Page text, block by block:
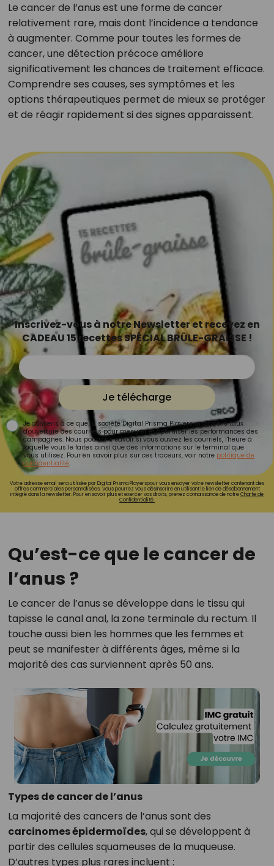
Le cancer de l’anus est une forme de cancer
relativement rare, mais dont l’incidence a tendance
à augmenter. Comme pour toutes les formes de
cancer, une détection précoce améliore
significativement les chances de traitement efficace.
Comprendre ses causes, ses symptômes et les
options thérapeutiques permet de mieux se protéger
et de réagir rapidement si des signes apparaissent.
Inscrivez-vous à notre Newsletter et recevez en
CADEAU 15 recettes SPÉCIAL BRÛLE-GRAISSE !
Je télécharge
Je consens à ce que la société Digital Prisma Players analyse le taux
d'ouverture des courriels pour mesurer et optimiser les performances des
campagnes. Nous pourrons savoir si vous ouvrez les courriels, l'heure à
laquelle vous le faites ainsi que des informations sur le terminal que
vous utilisez. Pour en savoir plus sur ces traceurs, voir notre politique de
confidentialité.
Votre adresse email sera utilisée par Digital Prisma Playerspour vous envoyer votre newsletter contenant des
offres commerciales personnalisées. Vous pourrez vous désinscrire en utilisant le lien de désabonnement
intégré dans la newsletter. Pour en savoir plus et exercer vos droits, prenez connaissance de notreCharte de
Confidentialité.
Qu’est-ce que le cancer de
l’anus ?
Le cancer de l’anus se développe dans le tissu qui
tapisse le canal anal, la zone terminale du rectum. Il
touche aussi bien les hommes que les femmes et
peut se manifester à différents âges, même si la
majorité des cas surviennent après 50 ans.
Types de cancer de l’anus
La majorité des cancers de l’anus sont des
carcinomes épidermoïdes, qui se développent à
partir des cellules squameuses de la muqueuse.
D’autres types plus rares incluent :